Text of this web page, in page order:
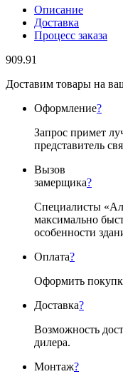
Описание
Доставка
Процесс заказа
909.91
Доставим товары на
Оформление?
Запрос примет
представитель
Вызов
замерщика?
Специалисты
максимально
особенности
Оплата?
Оформить
Доставка?
Возможность
дилера.
Монтаж?